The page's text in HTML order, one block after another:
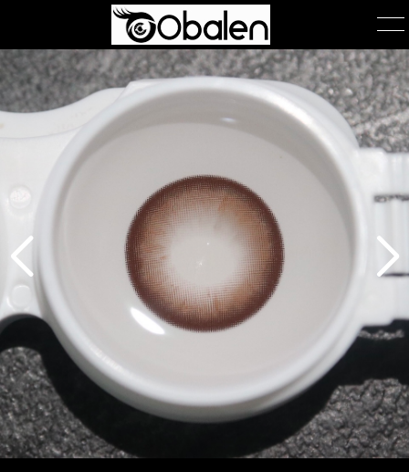
首页
产品展示
产品包装
团队风采
在线询单
联系我们
资讯动态